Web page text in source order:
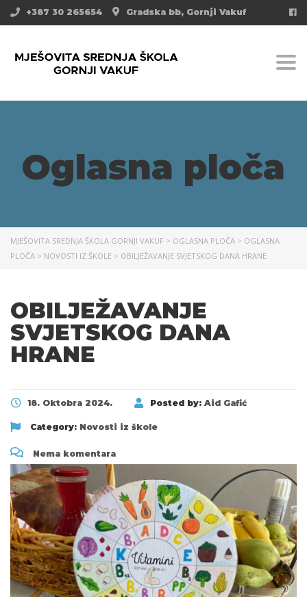
Gradska bb, Gornji Vakuf
+387 30 265654
Oglasna ploča
MJEŠOVITA SREDNJA ŠKOLA GORNJI VAKUF > OGLASNA PLOČA > OGLASNA
PLOČA > NOVOSTI IZ ŠKOLE > OBILJEŽAVANJE SVJETSKOG DANA HRANE
OBILJEŽAVANJE
SVJETSKOG DANA
HRANE
18. Oktobra 2024. Posted by: Aid Gafić
Category: Novosti iz škole
Nema komentara